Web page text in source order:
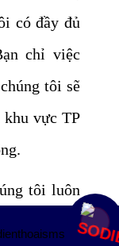
có đầy đủ
chỉ việc
tôi sẽ
vực TP
tôi luôn
liệu da để